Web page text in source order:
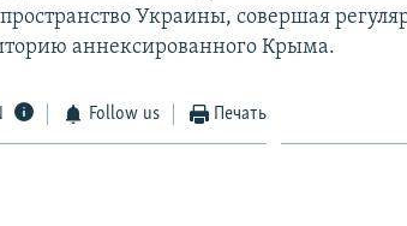
Украины, совершая
аннексированного Крыма.
Follow us Печать